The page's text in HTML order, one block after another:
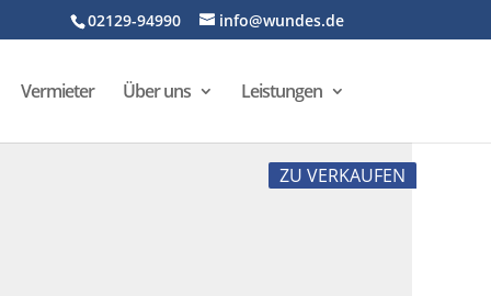
02129-94990 info@wundes.de
Vermieter Über uns Leistungen
ZU VERKAUFEN